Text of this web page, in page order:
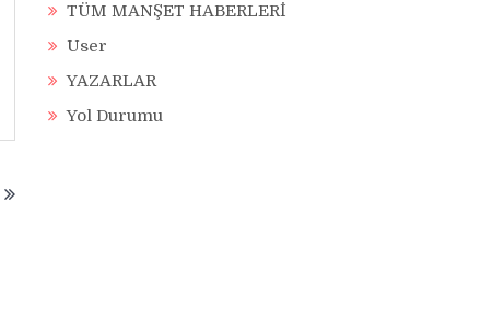
TÜM MANŞET HABERLERİ
User
YAZARLAR
Yol Durumu